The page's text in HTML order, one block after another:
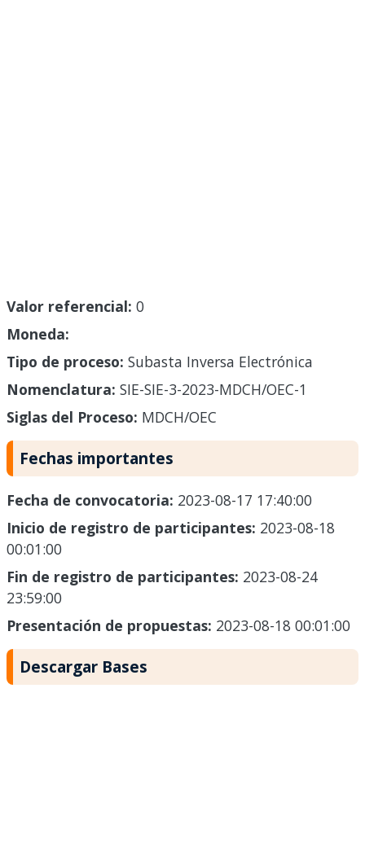
Valor referencial: 0
Moneda:
Tipo de proceso: Subasta Inversa Electrónica
Nomenclatura: SIE-SIE-3-2023-MDCH/OEC-1
Siglas del Proceso: MDCH/OEC
Fechas importantes
Fecha de convocatoria: 2023-08-17 17:40:00
Inicio de registro de participantes: 2023-08-18
00:01:00
Fin de registro de participantes: 2023-08-24
23:59:00
Presentación de propuestas: 2023-08-18 00:01:00
Descargar Bases